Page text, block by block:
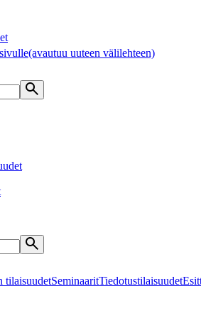
(avautuu uuteen välilehteen)
tilaisuudetSeminaaritTiedotustilaisuudet